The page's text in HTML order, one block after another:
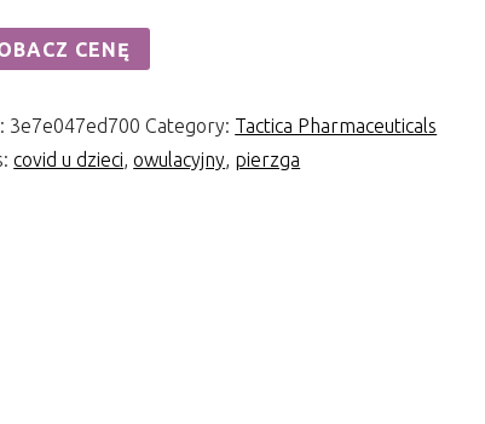
CENĘ
3e7e047ed700 Category: Tactica Pharmaceuticals
covid u dzieci,owulacyjny, pierzga